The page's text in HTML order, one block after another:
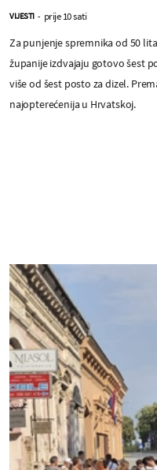
VIJESTI - prije 10 sati
Za punjenje spremnika od 50
županije izdvajaju gotovo šest
više od šest posto za dizel.
najopterećenija u Hrvatskoj.